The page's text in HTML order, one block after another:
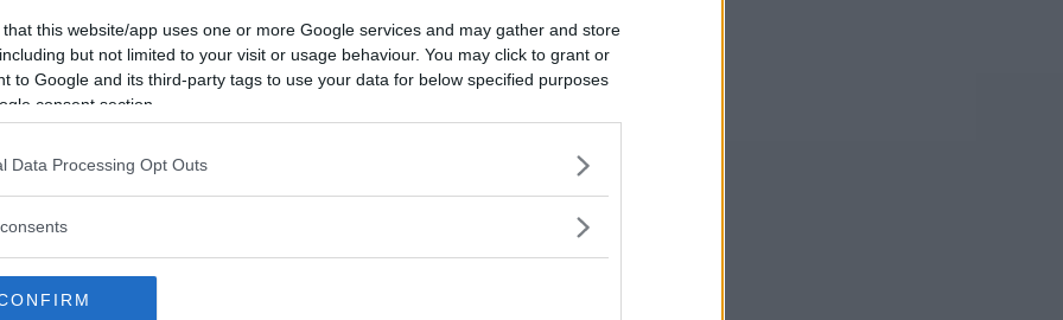
that this website/app uses one or more Google services and may gather and store
but not limited to your visit or usage behaviour. You may click to grant or
to Google and its third-party tags to use your data for below specified purposes
consent section.
Data Processing Opt Outs
Vill du bli
medlem?